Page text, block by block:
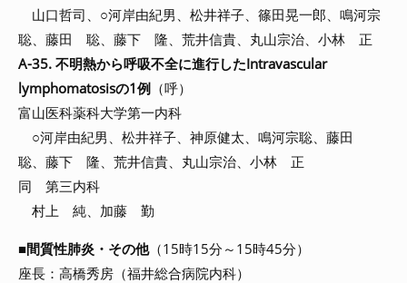
山口哲司、○河岸由紀男、松井祥子、篠田晃一郎、鳴河宗
聡、藤田 聡、藤下 隆、荒井信貴、丸山宗治、小林 正
A-35. 不明熱から呼吸不全に進行したIntravascular
lymphomatosisの1例 （呼）
富山医科薬科大学第一内科
○河岸由紀男、松井祥子、神原健太、鳴河宗聡、藤田
聡、藤下 隆、荒井信貴、丸山宗治、小林 正
同 第三内科
村上 純、加藤 勤
■間質性肺炎・その他（15時15分～15時45分）
座長：高橋秀房（福井総合病院内科）